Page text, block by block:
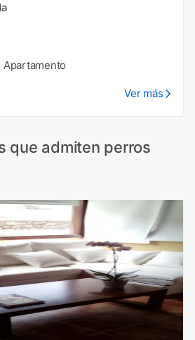
Ver más
que admiten perros